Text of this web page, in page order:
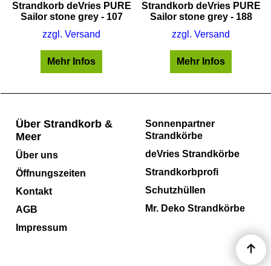
Strandkorb deVries PURE
Sailor stone grey - 107
zzgl. Versand
Mehr Infos
Strandkorb deVries PURE
Sailor stone grey - 188
zzgl. Versand
Mehr Infos
Sonnenpartner
Strandkörbe
deVries Strandkörbe
Strandkorbprofi
Schutzhüllen
Mr. Deko Strandkörbe
Über Strandkorb &
Meer
Über uns
Öffnungszeiten
Kontakt
AGB
Impressum